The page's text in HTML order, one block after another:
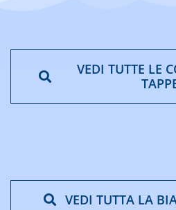
VEDI TUTTE LE
VEDI TUTTA LA